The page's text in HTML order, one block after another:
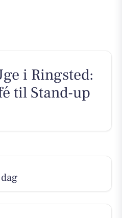
i Ringsted:
til Stand-up